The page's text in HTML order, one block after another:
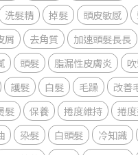
洗髮精 掉髮 頭皮敏感
屑 去角質 加速頭髮長長
頭髮 脂漏性皮膚炎
護髮 白髮 毛躁
改善
髮 保養 捲度維持
捲
染髮 白頭髮 冷知識